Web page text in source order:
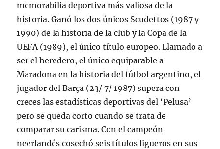
memorabilia deportiva más valiosa de la
historia. Ganó los dos únicos Scudettos (1987 y
1990) de la historia de la club y la Copa de la
UEFA (1989), el único título europeo. Llamado a
ser el heredero, el único equiparable a
Maradona en la historia del fútbol argentino, el
jugador del Barça (23/ 7/ 1987) supera con
creces las estadísticas deportivas del ‘Pelusa’
pero se queda corto cuando se trata de
comparar su carisma. Con el campeón
neerlandés cosechó seis títulos ligueros en sus